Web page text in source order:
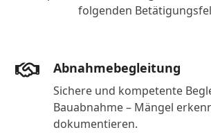
folgenden
Abnahmebegleitung
Sichere und kompetente
Bauabnahme – Mängel
dokumentieren.